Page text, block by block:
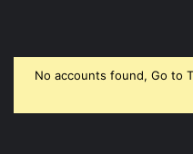
No accounts found, Go to